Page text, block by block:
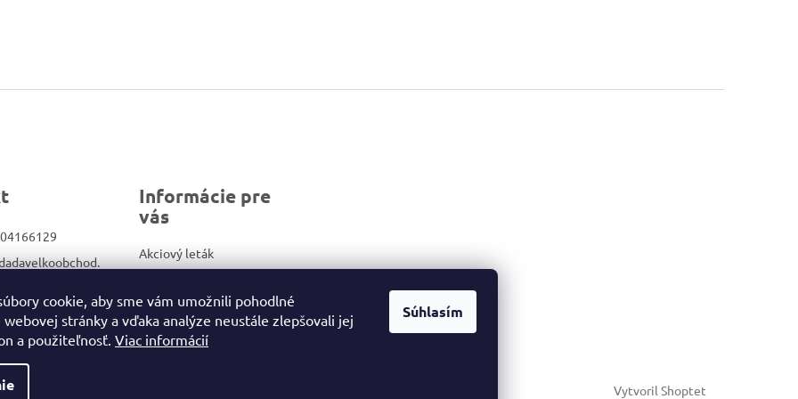
cookie, aby sme vám umožnili pohodlné
stránky a vďaka analýze neustále zlepšovali jej
a použiteľnosť. Viac informácií
Súhlasím
Dadadrog
Informácie pre
vás
Akciový leták
Kontakty
Obchodné podmienky/GDPR
Vytvoril Shoptet